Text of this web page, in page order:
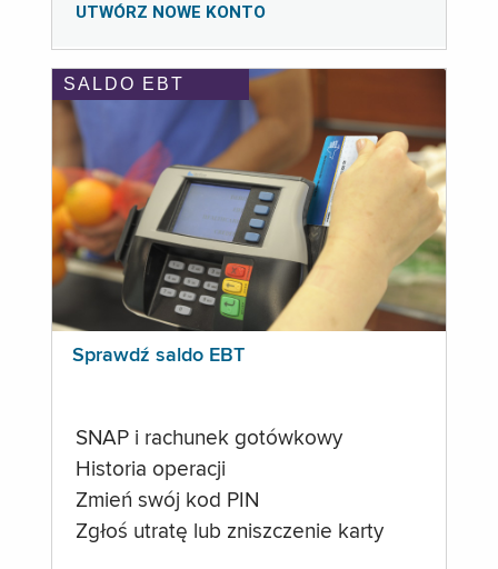
UTWÓRZ NOWE KONTO
SALDO EBT
Sprawdź saldo EBT
SNAP i rachunek gotówkowy
Historia operacji
Zmień swój kod PIN
Zgłoś utratę lub zniszczenie karty